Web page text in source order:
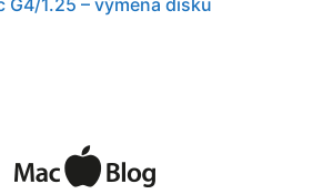
G4/1.25 – výmena disku